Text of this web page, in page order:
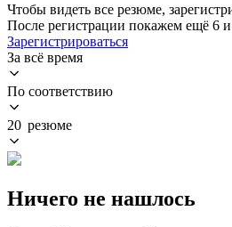
Чтобы видеть все резюме,
После регистрации покажем ещё 6
Зарегистрироваться
За всё время
По соответствию
20 резюме
Ничего не нашлось